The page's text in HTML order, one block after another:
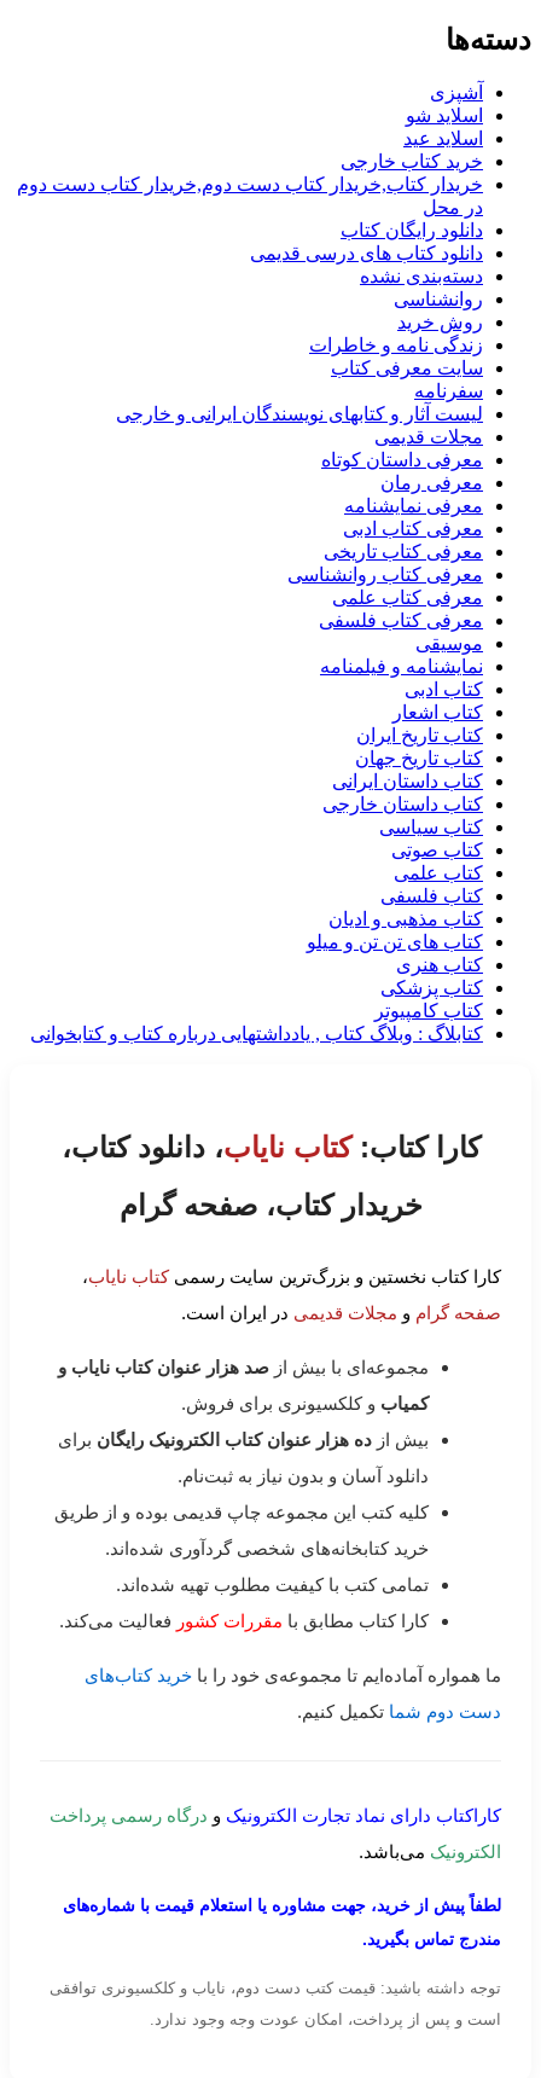
دسته‌ها
آشپزی
اسلاید شو
اسلاید عید
خرید کتاب خارجی
خریدار کتاب,خریدار کتاب دست دوم,خریدار کتاب دست دوم
در محل
دانلود رایگان کتاب
دانلود کتاب های درسی قدیمی
دسته‌بندی نشده
روانشناسی
روش خرید
زندگی نامه و خاطرات
سایت معرفی کتاب
سفرنامه
لیست آثار و کتابهای نویسندگان ایرانی و خارجی
مجلات قدیمی
معرفی داستان کوتاه
معرفی رمان
معرفی نمایشنامه
معرفی کتاب ادبی
معرفی کتاب تاریخی
معرفی کتاب روانشناسی
معرفی کتاب علمی
معرفی کتاب فلسفی
موسیقی
نمایشنامه و فیلمنامه
کتاب ادبی
کتاب اشعار
کتاب تاریخ ایران
کتاب تاریخ جهان
کتاب داستان ایرانی
کتاب داستان خارجی
کتاب سیاسی
کتاب صوتی
کتاب علمی
کتاب فلسفی
کتاب مذهبی و ادیان
کتاب های تن تن و میلو
کتاب هنری
کتاب پزشکی
کتاب کامپیوتر
کتابلاگ : وبلاگ کتاب , یادداشتهایی درباره کتاب و کتابخوانی
کارا کتاب:کتاب نایاب، دانلود کتاب،
خریدار کتاب، صفحه گرام
کارا کتاب نخستین و بزرگ‌ترین سایت رسمیکتاب نایاب،
صفحه گرام و مجلات قدیمی در ایران است.
مجموعه‌ای با بیش از صد هزار عنوان کتاب نایاب و
کمیاب و کلکسیونری برای فروش.
بیش از ده هزار عنوان کتاب الکترونیک رایگان برای
دانلود آسان و بدون نیاز به ثبت‌نام.
کلیه کتب این مجموعه چاپ قدیمی بوده و از طریق
خرید کتابخانه‌های شخصی گردآوری شده‌اند.
تمامی کتب با کیفیت مطلوب تهیه شده‌اند.
کارا کتاب مطابق با مقررات کشور فعالیت می‌کند.
ما همواره آماده‌ایم تا مجموعه‌ی خود را با خرید کتاب‌های
دست دوم شما تکمیل کنیم.
کاراکتاب دارای نماد تجارت الکترونیک و درگاه رسمی پرداخت
الکترونیک می‌باشد.
لطفاً پیش از خرید، جهت مشاوره یا استعلام قیمت با شماره‌های
مندرج تماس بگیرید.
توجه داشته باشید: قیمت کتب دست دوم، نایاب و کلکسیونری توافقی
است و پس از پرداخت، امکان عودت وجه وجود ندارد.